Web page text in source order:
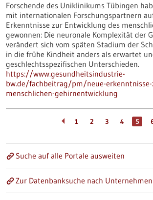
Forschende des Uniklinikums Tübingen
mit internationalen Forschungspartnern
Erkenntnisse zur Entwicklung des
gewonnen: Die neuronale Komplexität der
verändert sich vom späten Stadium der
in die frühe Kindheit anders als erwartet
geschlechtsspezifischen Unterschieden.
https://www.gesundheitsindustrie-
bw.de/fachbeitrag/pm/neue-erkenntnisse-
menschlichen-gehirnentwicklung
1 2 3 4 5
Suche auf alle Portale ausweiten
Zur Datenbanksuche nach Unternehmen